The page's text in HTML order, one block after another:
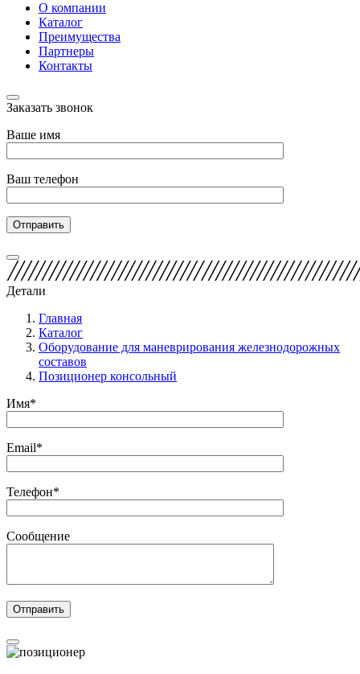
О компании
Каталог
Преимущества
Партнеры
Контакты
Заказать звонок
Ваше имя
Ваш телефон
Детали
Главная
Каталог
Оборудование для маневрирования железнодорожных
составов
Позиционер консольный
Имя*
Email*
Телефон*
Сообщение